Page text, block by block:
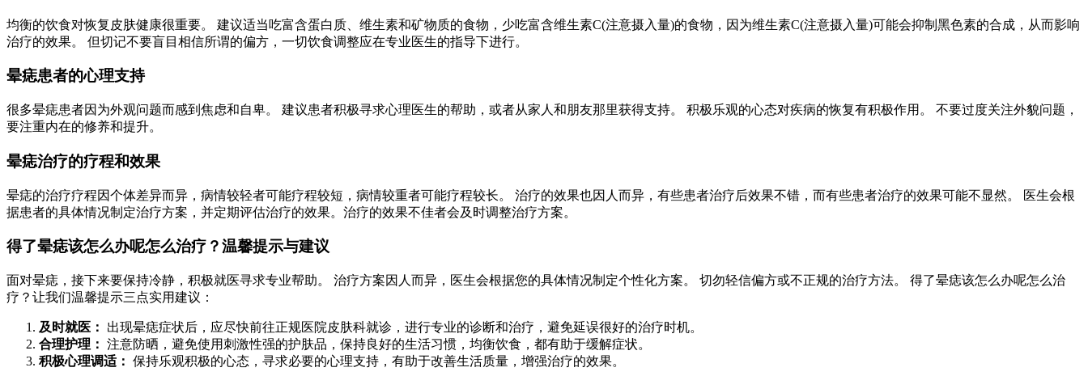
均衡的饮食对恢复皮肤健康很重要。 建议适当吃富含蛋白质、维生素和矿物质的食物，少吃富含维生素C(注意摄入量)的食物，因为维生素C(注意摄入量)可能会抑制黑色素的合成，从而影响
治疗的效果。 但切记不要盲目相信所谓的偏方，一切饮食调整应在专业医生的指导下进行。
晕痣患者的心理支持
很多晕痣患者因为外观问题而感到焦虑和自卑。 建议患者积极寻求心理医生的帮助，或者从家人和朋友那里获得支持。 积极乐观的心态对疾病的恢复有积极作用。 不要过度关注外貌问题，
要注重内在的修养和提升。
晕痣治疗的疗程和效果
晕痣的治疗疗程因个体差异而异，病情较轻者可能疗程较短，病情较重者可能疗程较长。 治疗的效果也因人而异，有些患者治疗后效果不错，而有些患者治疗的效果可能不显然。 医生会根
据患者的具体情况制定治疗方案，并定期评估治疗的效果。治疗的效果不佳者会及时调整治疗方案。
得了晕痣该怎么办呢怎么治疗？温馨提示与建议
面对晕痣，接下来要保持冷静，积极就医寻求专业帮助。 治疗方案因人而异，医生会根据您的具体情况制定个性化方案。 切勿轻信偏方或不正规的治疗方法。 得了晕痣该怎么办呢怎么治
疗？让我们温馨提示三点实用建议：
及时就医：
出现晕痣症状后，应尽快前往正规医院皮肤科就诊，进行专业的诊断和治疗，避免延误很好的治疗时机。
合理护理： 注意防晒，避免使用刺激性强的护肤品，保持良好的生活习惯，均衡饮食，都有助于缓解症状。
积极心理调适： 保持乐观积极的心态，寻求必要的心理支持，有助于改善生活质量，增强治疗的效果。